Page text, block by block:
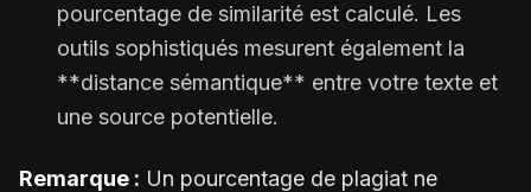
pourcentage de similarité est calculé. Les
outils sophistiqués mesurent également la
**distance sémantique** entre votre texte et
une source potentielle.
Remarque : Un pourcentage de plagiat ne